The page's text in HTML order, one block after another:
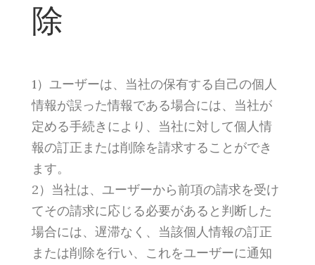
除
1）ユーザーは、当社の保有する自己の個人
情報が誤った情報である場合には、当社が
定める手続きにより、当社に対して個人情
報の訂正または削除を請求することができ
ます。
2）当社は、ユーザーから前項の請求を受け
てその請求に応じる必要があると判断した
場合には、遅滞なく、当該個人情報の訂正
または削除を行い、これをユーザーに通知